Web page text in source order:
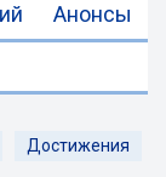
Анонсы
Достижения